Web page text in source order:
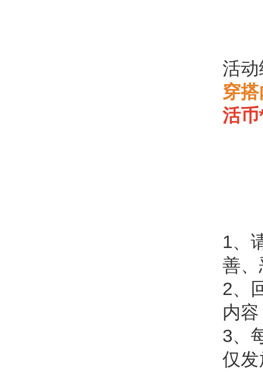
活
穿
活币
1、
善
2、
内
3、
仅